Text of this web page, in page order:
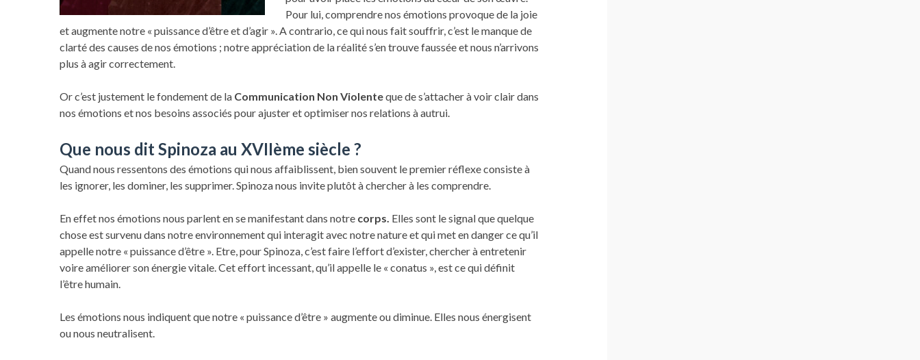
Pour lui, comprendre nos émotions provoque de la joie
et augmente notre « puissance d’être et d’agir ». A contrario, ce qui nous fait souffrir, c’est le manque de
clarté des causes de nos émotions ; notre appréciation de la réalité s’en trouve faussée et nous n’arrivons
plus à agir correctement.
Or c’est justement le fondement de la Communication Non Violenteque de s’attacher à voir clair dans
nos émotions et nos besoins associés pour ajuster et optimiser nos relations à autrui.
Que nous dit Spinoza au XVIIème siècle ?
Quand nous ressentons des émotions qui nous affaiblissent, bien souvent le premier réflexe consiste à
les ignorer, les dominer, les supprimer. Spinoza nous invite plutôt à chercher à les comprendre.
En effet nos émotions nous parlent en se manifestant dans notre corps. Elles sont le signal que quelque
chose est survenu dans notre environnement qui interagit avec notre nature et qui met en danger ce qu’il
appelle notre « puissance d’être ». Etre, pour Spinoza, c’est faire l’effort d’exister, chercher à entretenir
voire améliorer son énergie vitale. Cet effort incessant, qu’il appelle le « conatus », est ce qui définit
l’être humain.
Les émotions nous indiquent que notre « puissance d’être » augmente ou diminue. Elles nous énergisent
ou nous neutralisent.